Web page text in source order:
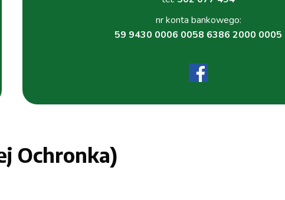
nr konta bankowego:
59 9430 0006 0058 6386 2000 0005
Ochronka)